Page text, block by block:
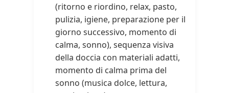
(ritorno e riordino, relax, pasto,
pulizia, igiene, preparazione per il
giorno successivo, momento di
calma, sonno), sequenza visiva
della doccia con materiali adatti,
momento di calma prima del
sonno (musica dolce, lettura,